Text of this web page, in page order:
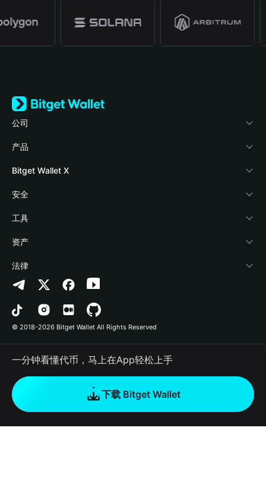
公司
关于 Bitget Wallet
博客
学院
加密资讯
帮助中心
联系我们
品牌资源
工作机会
产品
加密卡
稳定币理财
Payfi Crypto
Crypto Swap API
山寨季指数
预测市场
DApp
RWA
如何购买加密货币
Bitget Wallet X
开发者文档
接入钱包
Bitget Wallet Pay
合作上架
安全
风险保障基金
安全防护技术
工具
快捷买币
授权检测
合约检测
批量转账
资产
Arbitrum
Avalanche
Bitcoin
Polygon
法律
隐私协议
用户使用协议
© 2018-2026 Bitget Wallet All Rights Reserved
一分钟看懂代币，马上在App轻松上手
下载 Bitget Wallet